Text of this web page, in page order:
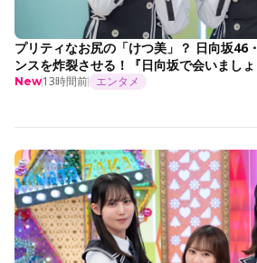
プリティなお尻の「けつ美」？ 日向坂46
ンスを炸裂させる！『日向坂で会いまし
New13時間前 エンタメ